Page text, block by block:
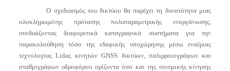
Ο σχεδιασμός του δικτύου θα παρέχει τη δυνατότητα μιας
ολοκληρωμένης πρότασης πολυπαραμετρικής ενοργάνωσης,
συνδυάζοντας διαφορετικά καταγραφικά συστήματα για την
παρακολούθηση τόσο της εδαφικής υποχώρησης μέσω εναέριας
τεχνολογίας Lidar, κινητών GNSS δικτύων, παλιρροιογράφων και
σταθμιγράφων υδροφόρου ορίζοντα όσο και της σεισμικής κίνησης